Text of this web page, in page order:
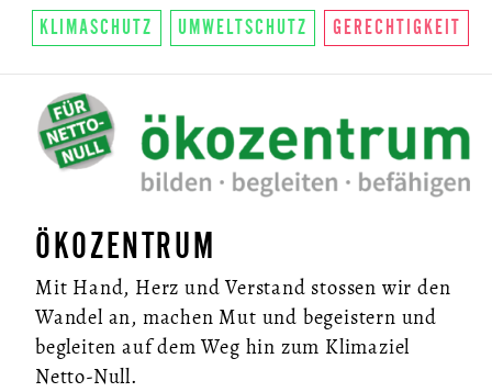
KLIMASCHUTZ UMWELTSCHUTZ GERECHTIGKEIT
ÖKOZENTRUM
Mit Hand, Herz und Verstand stossen wir den
Wandel an, machen Mut und begeistern und
begleiten auf dem Weg hin zum Klimaziel
Netto-Null.